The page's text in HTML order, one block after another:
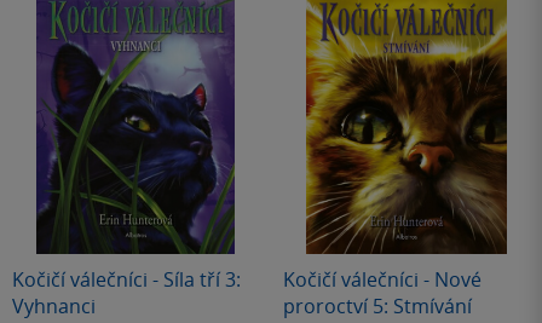
Kočičí válečníci - Síla tří 3:
Vyhnanci
Kočičí válečníci - Nové
proroctví 5: Stmívání